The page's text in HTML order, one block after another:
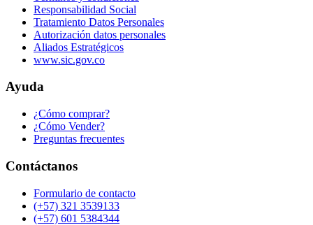
Responsabilidad Social
Tratamiento Datos Personales
Autorización datos personales
Aliados Estratégicos
www.sic.gov.co
Ayuda
¿Cómo comprar?
¿Cómo Vender?
Preguntas frecuentes
Contáctanos
Formulario de contacto
(+57) 321 3539133
(+57) 601 5384344